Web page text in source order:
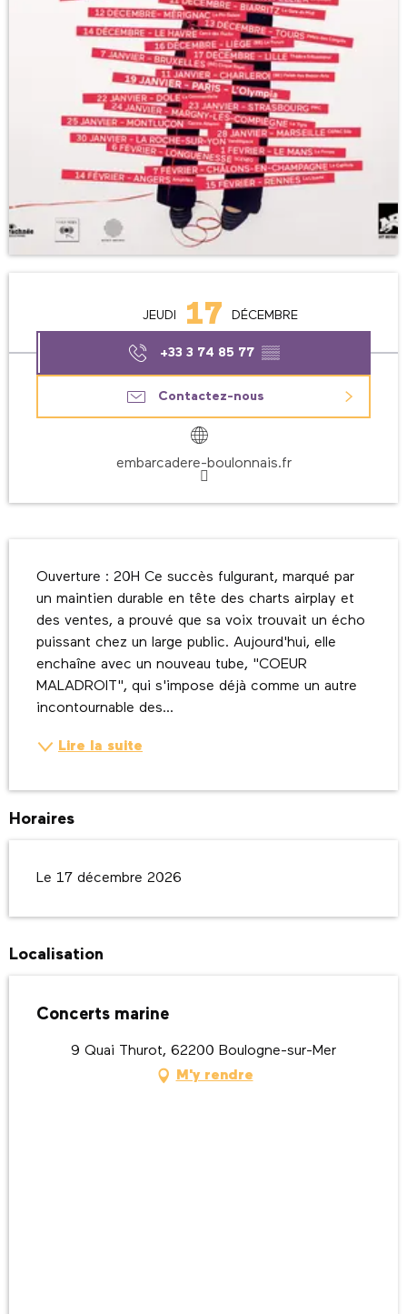
JEUDI 17 DÉCEMBRE
+33 3 74 85 77 ▒▒
Contactez-nous
embarcadere-boulonnais.fr
Ouverture : 20H Ce succès fulgurant, marqué par
un maintien durable en tête des charts airplay et
des ventes, a prouvé que sa voix trouvait un écho
puissant chez un large public. Aujourd'hui, elle
enchaîne avec un nouveau tube, "COEUR
MALADROIT", qui s'impose déjà comme un autre
incontournable des...
Lire la suite
Horaires
Le 17 décembre 2026
Localisation
Concerts marine
9 Quai Thurot, 62200 Boulogne-sur-Mer
M'y rendre